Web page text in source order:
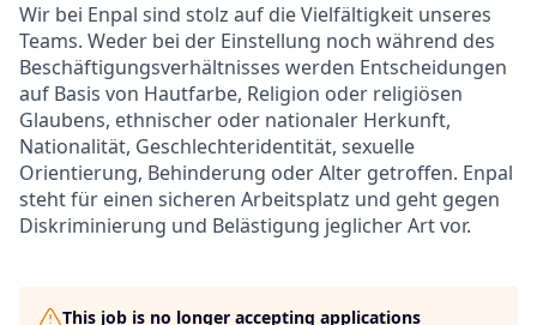
Wir bei Enpal sind stolz auf die Vielfältigkeit unseres
Teams. Weder bei der Einstellung noch während des
Beschäftigungsverhältnisses werden Entscheidungen
auf Basis von Hautfarbe, Religion oder religiösen
Glaubens, ethnischer oder nationaler Herkunft,
Nationalität, Geschlechteridentität, sexuelle
Orientierung, Behinderung oder Alter getroffen. Enpal
steht für einen sicheren Arbeitsplatz und geht gegen
Diskriminierung und Belästigung jeglicher Art vor.
This job is no longer accepting applications